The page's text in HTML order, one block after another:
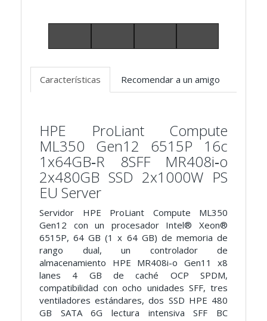
Características Recomendar a un amigo
HPE ProLiant Compute
ML350 Gen12 6515P 16c
1x64GB‑R 8SFF MR408i‑o
2x480GB SSD 2x1000W PS
EU Server
Servidor HPE ProLiant Compute ML350
Gen12 con un procesador Intel® Xeon®
6515P, 64 GB (1 x 64 GB) de memoria de
rango dual, un controlador de
almacenamiento HPE MR408i-o Gen11 x8
lanes 4 GB de caché OCP SPDM,
compatibilidad con ocho unidades SFF, tres
ventiladores estándares, dos SSD HPE 480
GB SATA 6G lectura intensiva SFF BC